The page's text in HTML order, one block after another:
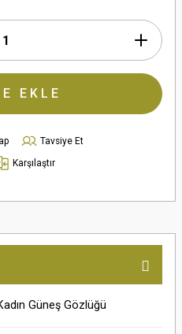
EKLE
Tavsiye Et
Karşılaştır
Güneş Gözlüğü